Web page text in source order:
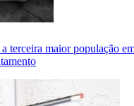
terceira maior população